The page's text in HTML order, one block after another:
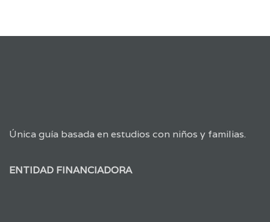
Única guía basada en estudios con niños y familias.
ENTIDAD FINANCIADORA